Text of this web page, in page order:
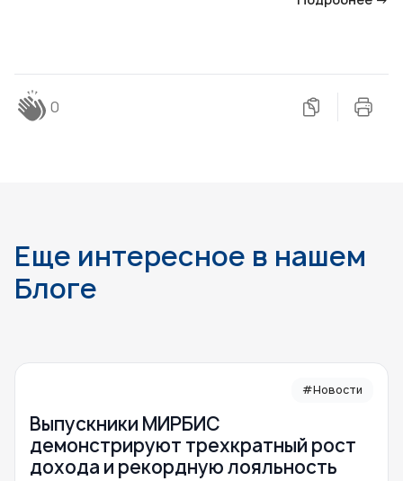
0
Еще интересное в нашем
Блоге
#Новости
Выпускники МИРБИС
демонстрируют трехкратный рост
дохода и рекордную лояльность